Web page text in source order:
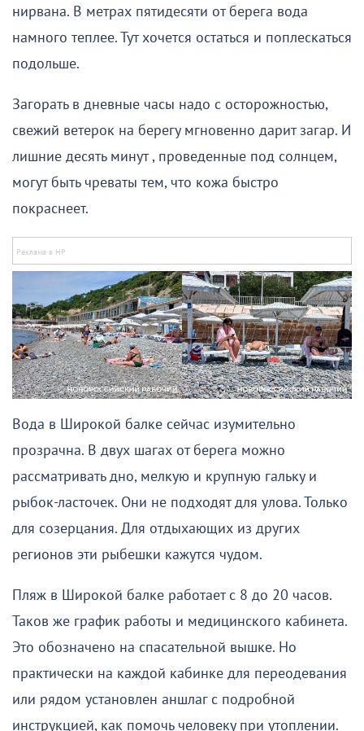
нирвана. В метрах пятидесяти от берега вода
намного теплее. Тут хочется остаться и поплескаться
подольше.
Загорать в дневные часы надо с осторожностью,
свежий ветерок на берегу мгновенно дарит загар. И
лишние десять минут , проведенные под солнцем,
могут быть чреваты тем, что кожа быстро
покраснеет.
Вода в Широкой балке сейчас изумительно
прозрачна. В двух шагах от берега можно
рассматривать дно, мелкую и крупную гальку и
рыбок-ласточек. Они не подходят для улова. Только
для созерцания. Для отдыхающих из других
регионов эти рыбешки кажутся чудом.
Пляж в Широкой балке работает с 8 до 20 часов.
Таков же график работы и медицинского кабинета.
Это обозначено на спасательной вышке. Но
практически на каждой кабинке для переодевания
или рядом установлен аншлаг с подробной
инструкцией, как помочь человеку при утоплении.